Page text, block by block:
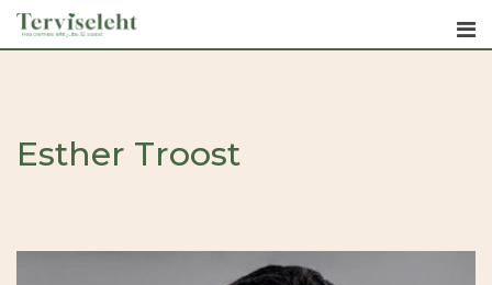
Skip
Esther Troost